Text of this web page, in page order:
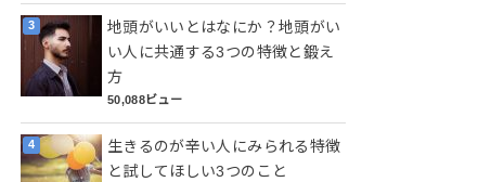
地頭がいいとはなにか？地頭がい
い人に共通する3つの特徴と鍛え
方
50,088ビュー
生きるのが辛い人にみられる特徴
と試してほしい3つのこと